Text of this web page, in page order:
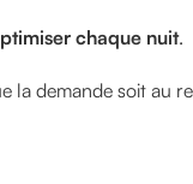
chaque nuit.
la demande soit au